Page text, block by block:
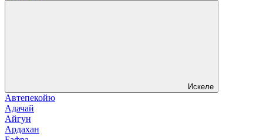
Искеле
Автепекойю
Адачай
Айгун
Ардахан